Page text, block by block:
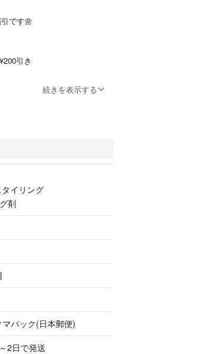
です🌼
引き
ほど白髪は増えます！
と同じです
合わせ自由）
のブルーが入っているので寒
す♡
続きを表示する
イリング
剤
パック(日本郵便)
2日で発送